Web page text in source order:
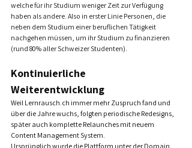
welche für ihr Studium weniger Zeit zur Verfügung
haben als andere. Also in erster Linie Personen, die
neben dem Studium einer beruflichen Tätigkeit
nachgehen müssen, um ihr Studium zu finanzieren
(rund 80% aller Schweizer Studenten).
Kontinuierliche
Weiterentwicklung
Weil Lernrausch.ch immer mehr Zuspruch fand und
über die Jahre wuchs, folgten periodische Redesigns,
später auch komplette Relaunches mit neuem
Content Management System.
Ursprünglich wurde die Plattform unter der Domain